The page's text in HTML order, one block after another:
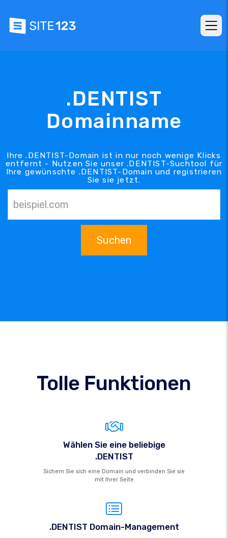
.DENTIST
Domainname
Ihre .DENTIST-Domain ist in nur noch wenige Klicks
entfernt - Nutzen Sie unser .DENTIST-Suchtool für
Ihre gewünschte .DENTIST-Domain und registrieren
Sie sie jetzt.
Suchen
Tolle Funktionen
Wählen Sie eine beliebige
.DENTIST
Sichern Sie sich eine Domain und verbinden Sie sie
mit Ihrer Seite
.DENTIST Domain-Management